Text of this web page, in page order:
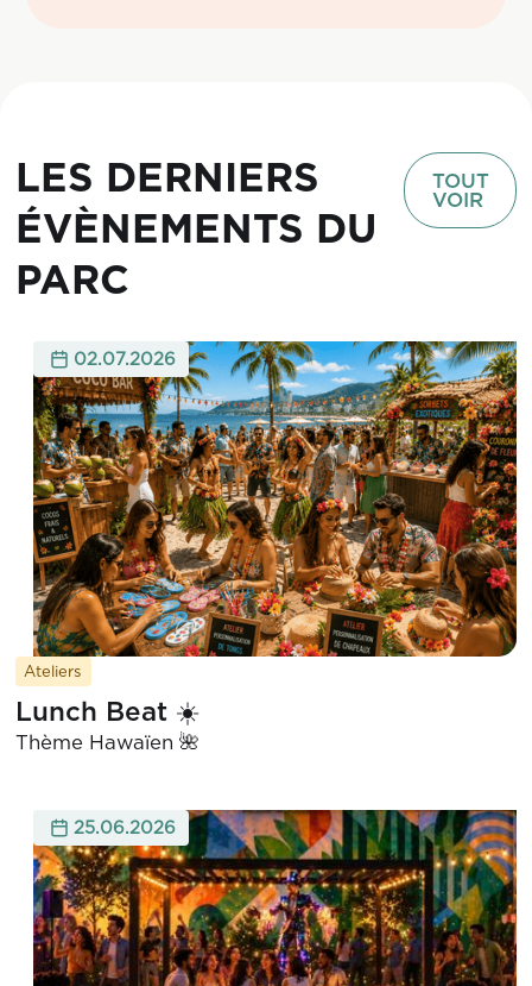
LES DERNIERS
ÉVÈNEMENTS DU
PARC
TOUT
VOIR
02.07.2026
Ateliers
Lunch Beat ☀️
Thème Hawaïen 🌺
25.06.2026